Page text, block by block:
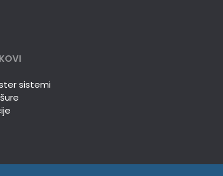
sistemi